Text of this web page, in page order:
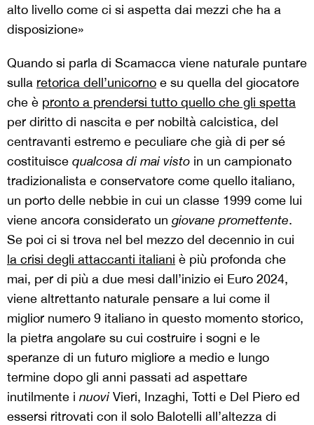
alto livello come ci si aspetta dai mezzi che ha a
disposizione»
Quando si parla di Scamacca viene naturale puntare
sulla retorica dell’unicorno e su quella del giocatore
che è pronto a prendersi tutto quello che gli spetta
per diritto di nascita e per nobiltà calcistica, del
centravanti estremo e peculiare che già di per sé
costituisce qualcosa di mai visto in un campionato
tradizionalista e conservatore come quello italiano,
un porto delle nebbie in cui un classe 1999 come lui
viene ancora considerato un giovane promettente.
Se poi ci si trova nel bel mezzo del decennio in cui
la crisi degli attaccanti italiani è più profonda che
mai, per di più a due mesi dall’inizio ei Euro 2024,
viene altrettanto naturale pensare a lui come il
miglior numero 9 italiano in questo momento storico,
la pietra angolare su cui costruire i sogni e le
speranze di un futuro migliore a medio e lungo
termine dopo gli anni passati ad aspettare
inutilmente i nuovi Vieri, Inzaghi, Totti e Del Piero ed
essersi ritrovati con il solo Balotelli all’altezza di